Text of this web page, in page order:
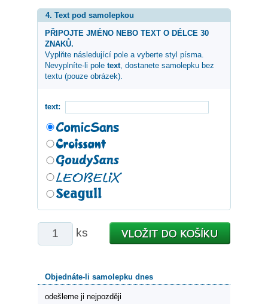
4. Text pod samolepkou
PŘIPOJTE JMÉNO NEBO TEXT O DÉLCE 30
ZNAKŮ.
Vyplňte následující pole a vyberte styl písma.
Nevyplníte-li pole text, dostanete samolepku bez
textu (pouze obrázek).
text:
ks
Objednáte-li samolepku dnes
odešleme ji nejpozději